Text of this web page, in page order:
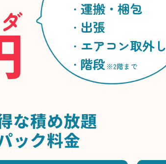
運搬・梱包
出張
エアコン取外し
階段 ※2階まで
な積め放題
ック料金